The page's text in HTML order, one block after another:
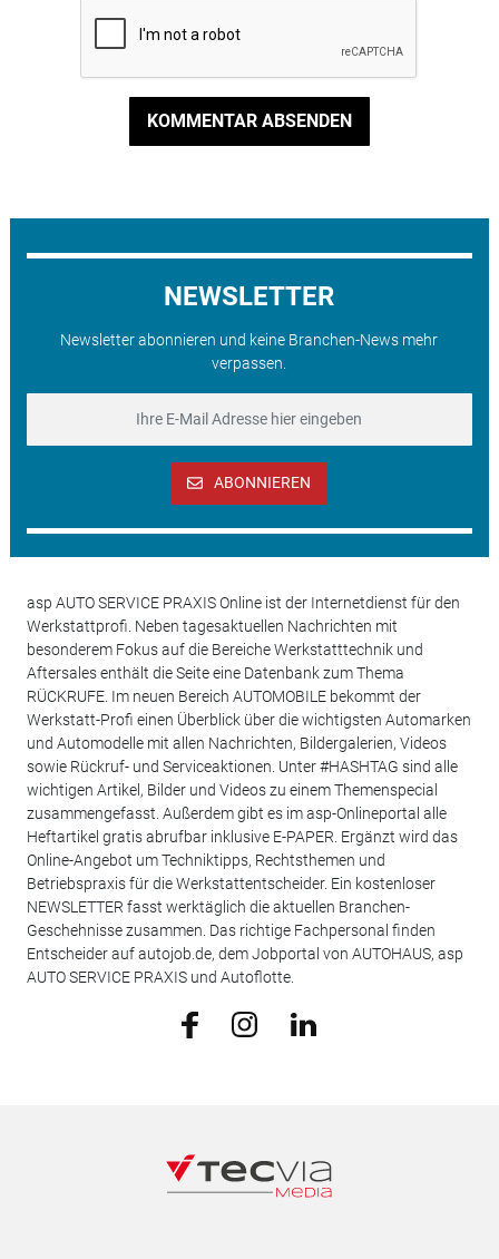
KOMMENTAR ABSENDEN
NEWSLETTER
Newsletter abonnieren und keine Branchen-News mehr
verpassen.
ABONNIEREN
asp AUTO SERVICE PRAXIS Online ist der Internetdienst für den
Werkstattprofi. Neben tagesaktuellen Nachrichten mit
besonderem Fokus auf die Bereiche Werkstatttechnik und
Aftersales enthält die Seite eine Datenbank zum Thema
RÜCKRUFE. Im neuen Bereich AUTOMOBILE bekommt der
Werkstatt-Profi einen Überblick über die wichtigsten Automarken
und Automodelle mit allen Nachrichten, Bildergalerien, Videos
sowie Rückruf- und Serviceaktionen. Unter #HASHTAG sind alle
wichtigen Artikel, Bilder und Videos zu einem Themenspecial
zusammengefasst. Außerdem gibt es im asp-Onlineportal alle
Heftartikel gratis abrufbar inklusive E-PAPER. Ergänzt wird das
Online-Angebot um Techniktipps, Rechtsthemen und
Betriebspraxis für die Werkstattentscheider. Ein kostenloser
NEWSLETTER fasst werktäglich die aktuellen Branchen-
Geschehnisse zusammen. Das richtige Fachpersonal finden
Entscheider auf autojob.de, dem Jobportal von AUTOHAUS, asp
AUTO SERVICE PRAXIS und Autoflotte.